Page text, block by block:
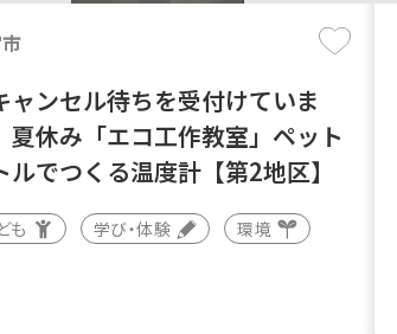
ャンセル待ちを受付けていま
夏休み「エコ工作教室」ペット
ルでつくる温度計【第2地区】
も 学び・体験 環境